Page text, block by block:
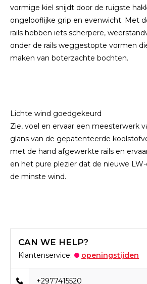
vormige kiel snijdt door de ruigste
ongelooflijke grip en evenwicht. Met
rails hebben iets scherpere,
onder de rails weggestopte vormen
maken van boterzachte bochten.
Lichte wind goedgekeurd
Zie, voel en ervaar een meesterwerk
glans van de gepatenteerde
met de hand afgewerkte rails en
en het pure plezier dat de nieuwe
de minste wind.
CAN WE HELP?
Klantenservice: openingstijden
+2977415520